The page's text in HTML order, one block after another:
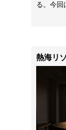
る。今回
熱海リ